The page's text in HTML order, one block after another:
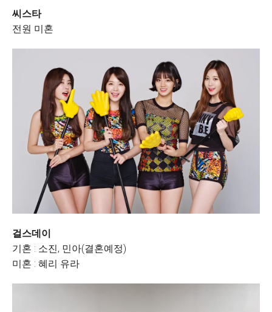
씨스타
전원 미혼
걸스데이
기혼 : 소진, 민아(결혼예정)
미혼 : 혜리 유라